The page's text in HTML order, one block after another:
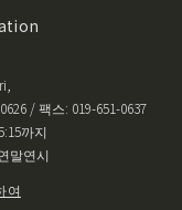
/ 팩스: 019-651-0637
까지
말연시
여